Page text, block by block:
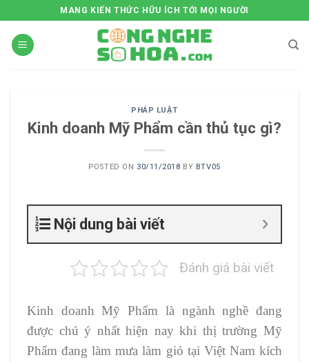
to
content
MANG KIẾN THỨC HỮU ÍCH TỚI MỌI NGƯỜI
PHÁP LUẬT
Kinh doanh Mỹ Phẩm cần thủ tục gì?
POSTED ON 30/11/2018 BY BTV05
Nội dung bài viết
Đánh giá bài viết
Kinh doanh Mỹ Phẩm là ngành nghề đang
được chú ý nhất hiện nay khi thị trường Mỹ
Phẩm đang làm mưa làm gió tại Việt Nam kích